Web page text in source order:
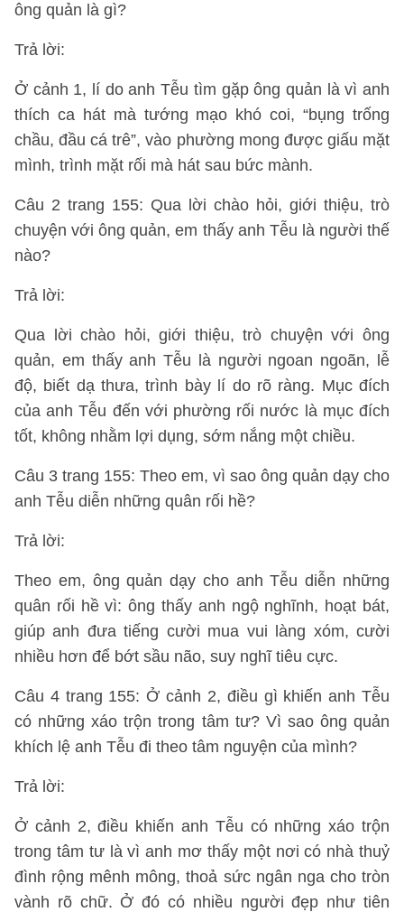
ông quản là gì?
Trả lời:
Ở cảnh 1, lí do anh Tễu tìm gặp ông quản là vì anh
thích ca hát mà tướng mạo khó coi, “bụng trống
chầu, đầu cá trê”, vào phường mong được giấu mặt
mình, trình mặt rối mà hát sau bức mành.
Câu 2 trang 155: Qua lời chào hỏi, giới thiệu, trò
chuyện với ông quản, em thấy anh Tễu là người thế
nào?
Trả lời:
Qua lời chào hỏi, giới thiệu, trò chuyện với ông
quản, em thấy anh Tễu là người ngoan ngoãn, lễ
độ, biết dạ thưa, trình bày lí do rõ ràng. Mục đích
của anh Tễu đến với phường rối nước là mục đích
tốt, không nhằm lợi dụng, sớm nắng một chiều.
Câu 3 trang 155: Theo em, vì sao ông quản dạy cho
anh Tễu diễn những quân rối hề?
Trả lời:
Theo em, ông quản dạy cho anh Tễu diễn những
quân rối hề vì: ông thấy anh ngộ nghĩnh, hoạt bát,
giúp anh đưa tiếng cười mua vui làng xóm, cười
nhiều hơn để bớt sầu não, suy nghĩ tiêu cực.
Câu 4 trang 155: Ở cảnh 2, điều gì khiến anh Tễu
có những xáo trộn trong tâm tư? Vì sao ông quản
khích lệ anh Tễu đi theo tâm nguyện của mình?
Trả lời:
Ở cảnh 2, điều khiến anh Tễu có những xáo trộn
trong tâm tư là vì anh mơ thấy một nơi có nhà thuỷ
đình rộng mênh mông, thoả sức ngân nga cho tròn
vành rõ chữ. Ở đó có nhiều người đẹp như tiên